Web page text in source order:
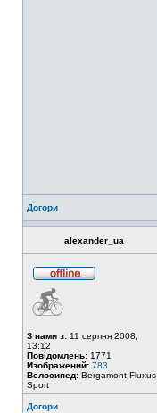
Догори
alexander_ua
З нами з: 11 серпня 2008,
13:12
Повідомлень: 1771
Изображений: 783
Велосипед: Bergamont Fluxus
Sport
Догори